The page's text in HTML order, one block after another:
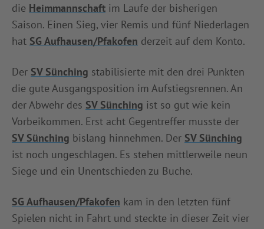
die Heimmannschaft im Laufe der bisherigen
Saison. Einen Sieg, vier Remis und fünf Niederlagen
hat SG Aufhausen/Pfakofen derzeit auf dem Konto.
Der SV Sünching stabilisierte mit den drei Punkten
die gute Ausgangsposition im Aufstiegsrennen. An
der Abwehr des SV Sünching ist so gut wie kein
Vorbeikommen. Erst acht Gegentreffer musste der
SV Sünching bislang hinnehmen. Der SV Sünching
ist noch ungeschlagen. Es stehen mittlerweile neun
Siege und ein Unentschieden zu Buche.
SG Aufhausen/Pfakofen kam in den letzten fünf
Spielen nicht in Fahrt und steckte in dieser Zeit vier